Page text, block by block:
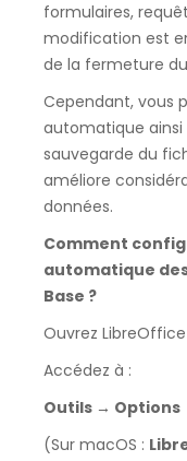
formulaires,
modification est
de la fermeture
Cependant, vous
automatique ainsi
sauvegarde du
améliore
données.
Comment
automatique
Base ?
Ouvrez LibreOffice
Accédez à :
Outils → Options
(Sur macOS :